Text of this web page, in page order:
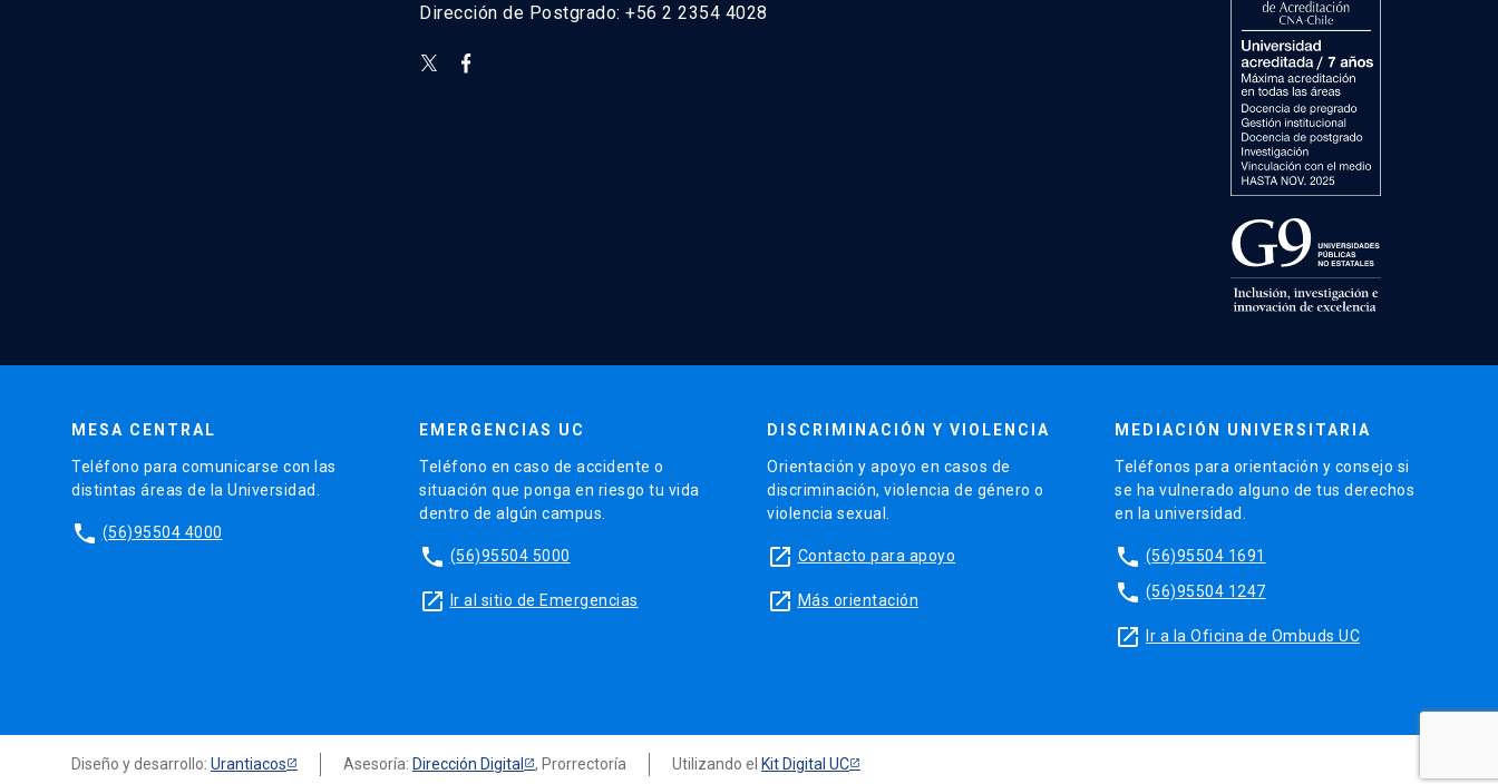
Dirección de Postgrado: +56 2 2354 4028
MESA CENTRAL
Teléfono para comunicarse con las
distintas áreas de la Universidad.
phone (56)95504 4000
EMERGENCIAS UC
Teléfono en caso de accidente o
situación que ponga en riesgo tu vida
dentro de algún campus.
phone (56)95504 5000
launch Ir al sitio de Emergencias
DISCRIMINACIÓN Y VIOLENCIA
Orientación y apoyo en casos de
discriminación, violencia de género o
violencia sexual.
launch Contacto para apoyo
launch Más orientación
MEDIACIÓN UNIVERSITARIA
Teléfonos para orientación y consejo si
se ha vulnerado alguno de tus derechos
en la universidad.
phone (56)95504 1691
phone (56)95504 1247
launch Ir a la Oficina de Ombuds UC
Diseño y desarrollo: Urantiacos Asesoría: Dirección Digital , Prorrectoría Utilizando el Kit Digital UC